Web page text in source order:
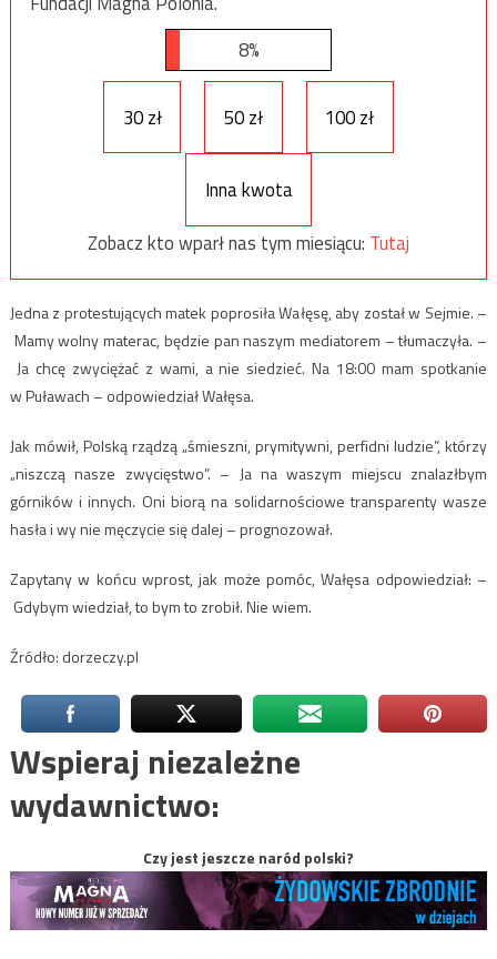
8%
30 zł 50 zł 100 zł
Inna kwota
Zobacz kto wparł nas tym miesiącu: Tutaj
Jedna z protestujących matek poprosiła Wałęsę, aby został w Sejmie. –
Mamy wolny materac, będzie pan naszym mediatorem – tłumaczyła. –
Ja chcę zwyciężać z wami, a nie siedzieć. Na 18:00 mam spotkanie
w Puławach – odpowiedział Wałęsa.
Jak mówił, Polską rządzą „śmieszni, prymitywni, perfidni ludzie”, którzy
„niszczą nasze zwycięstwo”. – Ja na waszym miejscu znalazłbym
górników i innych. Oni biorą na solidarnościowe transparenty wasze
hasła i wy nie męczycie się dalej – prognozował.
Zapytany w końcu wprost, jak może pomóc, Wałęsa odpowiedział: –
Gdybym wiedział, to bym to zrobił. Nie wiem.
Źródło: dorzeczy.pl
Wspieraj niezależne
wydawnictwo:
Czy jest jeszcze naród polski?